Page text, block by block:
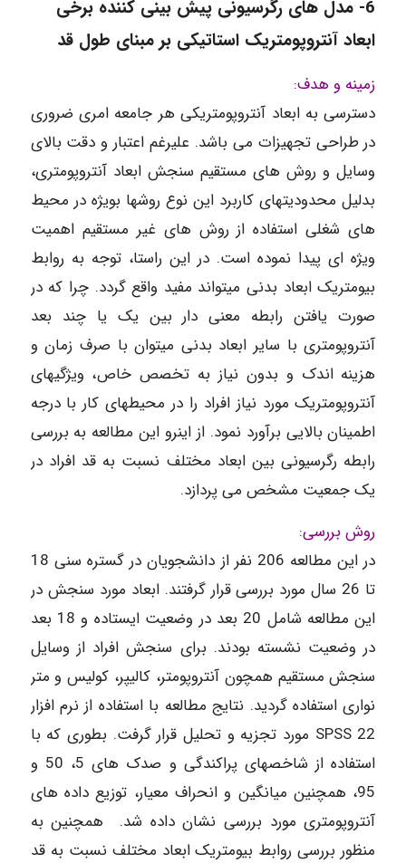
6- مدل های رگرسیونی پیش بینی کننده برخی
ابعاد آنتروپومتریک استاتیکی بر مبنای طول قد
زمینه و هدف:
دسترسی به ابعاد آنتروپومتریکی هر جامعه امری ضروری
در طراحی تجهیزات می باشد. علیرغم اعتبار و دقت بالای
وسایل و روش های مستقیم سنجش ابعاد آنتروپومتری،
بدلیل محدودیتهای کاربرد این نوع روشها بویژه در محیط
های شغلی استفاده از روش های غیر مستقیم اهمیت
ویژه ای پیدا نموده است. در این راستا، توجه به روابط
بیومتریک ابعاد بدنی می­تواند مفید واقع گردد. چرا که در
صورت یافتن رابطه معنی دار بین یک یا چند بعد
آنتروپومتری با سایر ابعاد بدنی می­توان با صرف زمان و
هزینه اندک و بدون نیاز به تخصص خاص، ویژگی­های
آنتروپومتریک مورد نیاز افراد را در محیط­های کار با درجه
اطمینان بالایی برآورد نمود. از اینرو این مطالعه به بررسی
رابطه رگرسیونی بین ابعاد مختلف نسبت به قد افراد در
یک جمعیت مشخص می پردازد.
روش بررسی:
در این مطالعه 206 نفر از دانشجویان در گستره سنی 18
تا 26 سال مورد بررسی قرار گرفتند. ابعاد مورد سنجش در
این مطالعه شامل 20 بعد در وضعیت ایستاده و 18 بعد
در وضعیت نشسته بودند. برای سنجش افراد از وسایل
سنجش مستقیم همچون آنتروپومتر، کالیپر، کولیس و متر
نواری استفاده گردید. نتایج مطالعه با استفاده از نرم افزار
SPSS 22 مورد تجزیه و تحلیل قرار گرفت. بطوری که با
استفاده از شاخصهای پراکندگی و صدک های 5، 50 و
95، همچنین میانگین و انحراف معیار، توزیع داده های
آنتروپومتری مورد بررسی نشان داده شد. همچنین به
منظور بررسی روابط بیومتریک ابعاد مختلف نسبت به قد